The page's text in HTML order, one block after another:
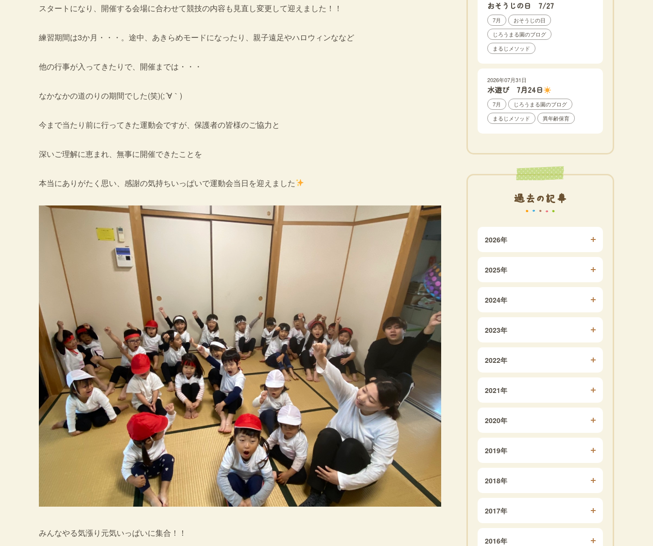
スタートになり、開催する会場に合わせて競技の内容も見直し変更して迎えました！！
練習期間は3か月・・・。途中、あきらめモードになったり、親子遠足やハロウィンななど
他の行事が入ってきたりで、開催までは・・・
なかなかの道のりの期間でした(笑)(;´∀｀)
今まで当たり前に行ってきた運動会ですが、保護者の皆様のご協力と
深いご理解に恵まれ、無事に開催できたことを
本当にありがたく思い、感謝の気持ちいっぱいで運動会当日を迎えました
みんなやる気漲り元気いっぱいに集合！！
おそうじの日 7/27
7月
おそうじの日
じろうまる園のブログ
まるじメソッド
2026年07月31日
水遊び 7月24日
7月
じろうまる園のブログ
まるじメソッド
異年齢保育
過去の記事
2026年
2025年
2024年
2023年
2022年
2021年
2020年
2019年
2018年
2017年
2016年